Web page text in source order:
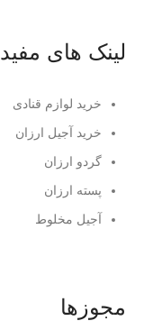
لینک های مفید
خرید لوازم قنادی
خرید آجیل ارزان
گردو ارزان
پسته ارزان
آجیل مخلوط
مجوزها